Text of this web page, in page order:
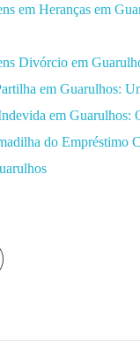
em Heranças em
Divórcio em
em Guarulhos:
em Guarulhos:
do Empréstimo